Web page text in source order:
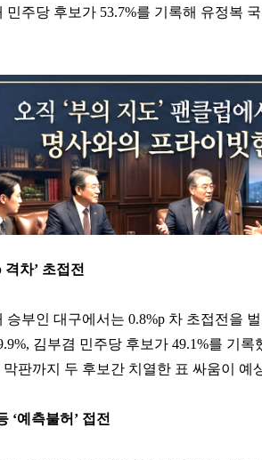
민주당 후보가 53.7%를 기록해 유정복
차’ 초접전
승부인 대구에서는 0.8%p 차 초접전을
김부겸 민주당 후보가 49.1%를 기록
판까지 두 후보간 치열한 표 싸움이 예
‘예측불허’ 접전